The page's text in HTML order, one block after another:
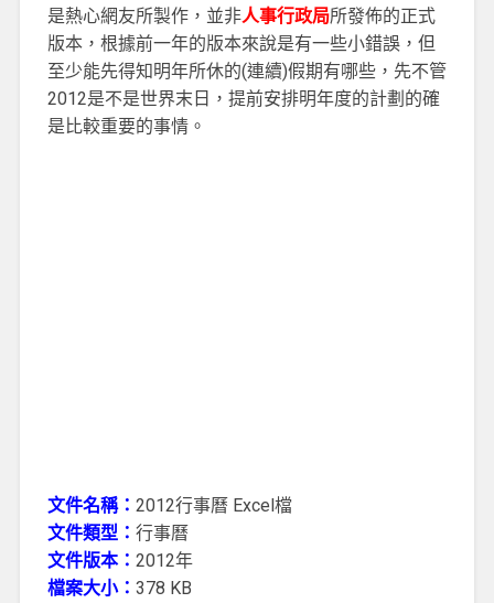
是熱心網友所製作，並非人事行政局所發佈的正式
版本，根據前一年的版本來說是有一些小錯誤，但
至少能先得知明年所休的(連續)假期有哪些，先不管
2012是不是世界末日，提前安排明年度的計劃的確
是比較重要的事情。
文件名稱： 2012行事曆 Excel檔
文件類型： 行事曆
文件版本： 2012年
檔案大小： 378 KB